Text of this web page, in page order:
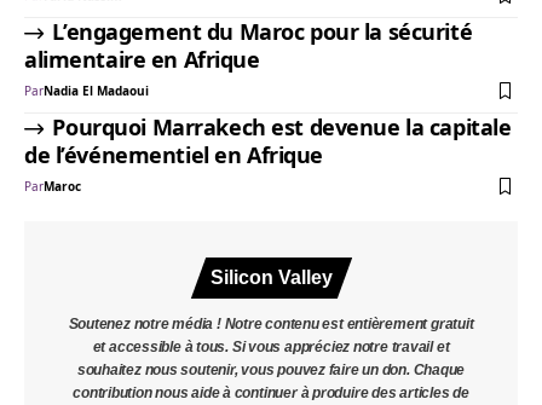
L’engagement du Maroc pour la sécurité
alimentaire en Afrique
ParNadia El Madaoui
Pourquoi Marrakech est devenue la capitale
de l’événementiel en Afrique
ParMaroc
Silicon Valley
Soutenez notre média ! Notre contenu est entièrement gratuit
et accessible à tous. Si vous appréciez notre travail et
souhaitez nous soutenir, vous pouvez faire un don. Chaque
contribution nous aide à continuer à produire des articles de